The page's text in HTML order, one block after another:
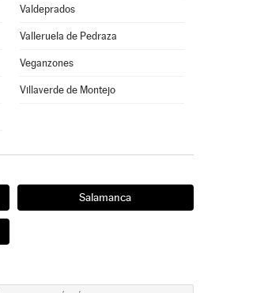
Valdeprados
Valleruela de Pedraza
Veganzones
Villaverde de Montejo
Salamanca